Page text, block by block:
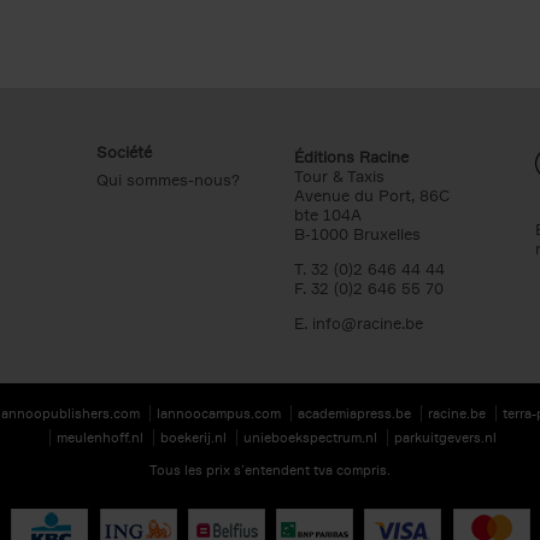
Société
Qui sommes-nous?
Éditions Racine
Tour & Taxis
Avenue du Port, 86C
bte 104A
B-1000 Bruxelles
T. 32 (0)2 646 44 44
F. 32 (0)2 646 55 70
E. info@racine.be
lannoocampus.com academiapress.be racine.be
meulenhoff.nl
boekerij.nl unieboekspectrum.nl
parkuitgevers.nl
Tous les prix s’entendent tva compris.